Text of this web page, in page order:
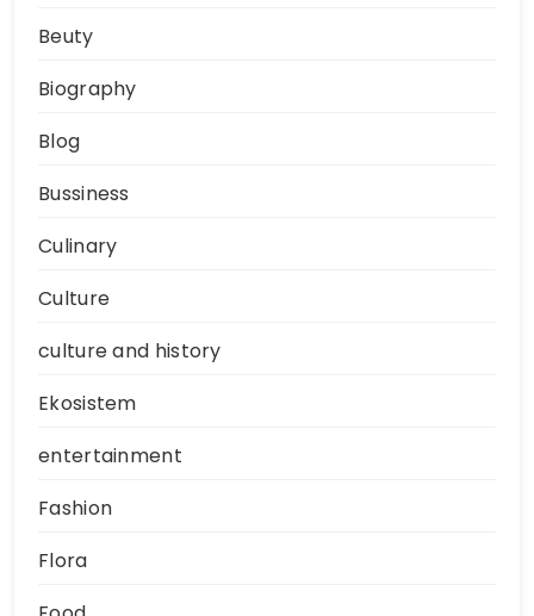
Beuty
Biography
Blog
Bussiness
Culinary
Culture
culture and history
Ekosistem
entertainment
Fashion
Flora